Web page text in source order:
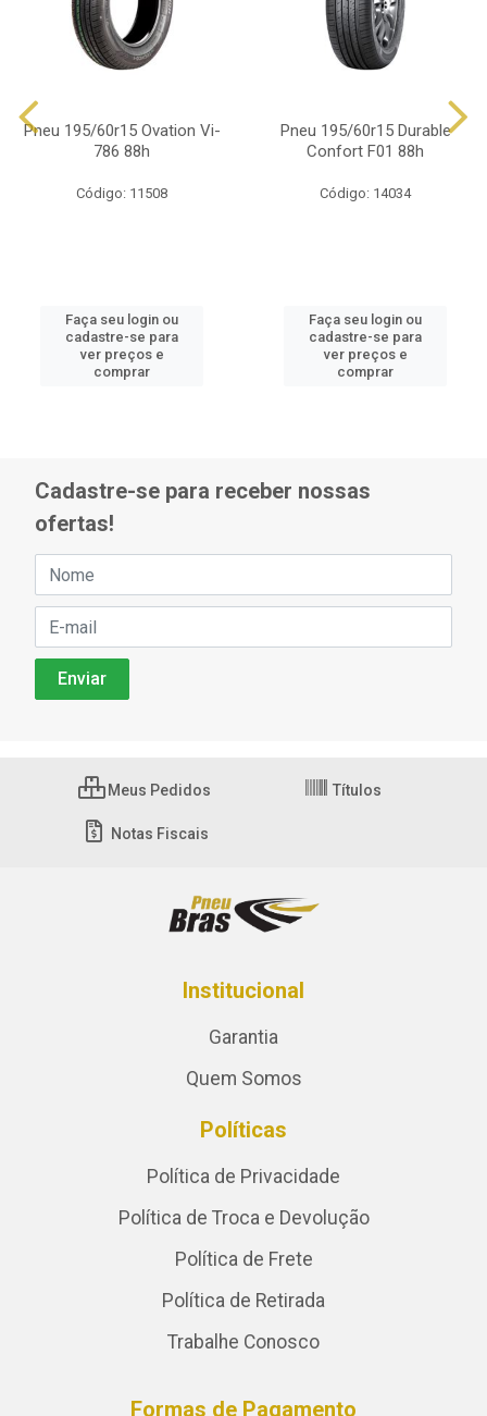
Pneu 195/60r15 Ovation Vi-
786 88h
Código: 11508
Faça seu login ou
cadastre-se para
ver preços e
comprar
Pneu 195/60r15 Durable
Confort F01 88h
Código: 14034
Faça seu login ou
cadastre-se para
ver preços e
comprar
Cadastre-se para receber nossas
ofertas!
Meus Pedidos Títulos
Notas Fiscais
Institucional
Garantia
Quem Somos
Políticas
Política de Privacidade
Política de Troca e Devolução
Política de Frete
Política de Retirada
Trabalhe Conosco
Formas de Pagamento